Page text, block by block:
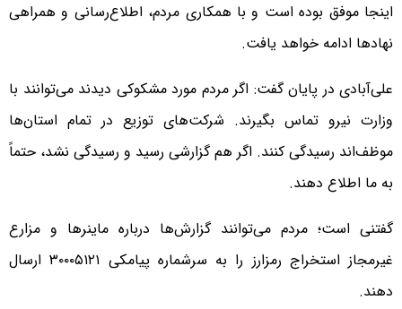
اینجا موفق بوده است و با همکاری مردم، اطلاع‌رسانی و همراهی
نهادها ادامه خواهد یافت.
علی‌آبادی در پایان گفت: اگر مردم مورد مشکوکی دیدند می‌توانند با
وزارت نیرو تماس بگیرند. شرکت‌های توزیع در تمام استان‌ها
موظف‌اند رسیدگی کنند. اگر هم گزارشی رسید و رسیدگی نشد، حتماً
به ما اطلاع دهند.
گفتنی است؛ مردم می‌توانند گزارش‌ها درباره ماینرها و مزارع
غیرمجاز استخراج رمزارز را به سرشماره پیامکی ۳۰۰۰۵۱۲۱ ارسال
دهند.